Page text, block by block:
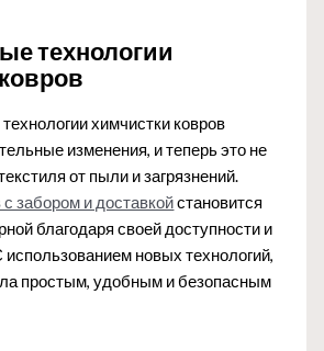
технологии
химчистки ковров
изменения, и теперь это не
от пыли и загрязнений.
забором и доставкойстановится
благодаря своей доступности и
новых технологий,
простым, удобным и безопасным